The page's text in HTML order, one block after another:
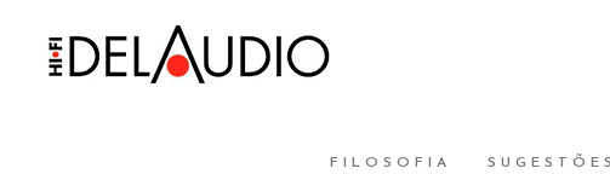
FILOSOFIA SUGESTÕES